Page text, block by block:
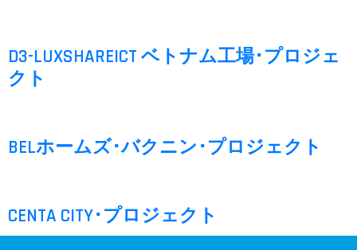
D3-LUXSHAREICT ベトナム工場･プロジェ
クト
BELホームズ･バクニン･プロジェクト
CENTA CITY･プロジェクト